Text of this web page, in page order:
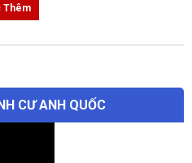
Thêm
CƯ ANH QUỐC